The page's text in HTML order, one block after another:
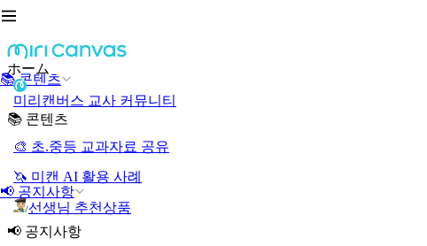
📚 콘텐츠
📢 공지사항
ホーム
미리캔버스 교사 커뮤니티
📚 콘텐츠
🎨 초.중등 교과자료 공유
🦄 미캔 AI 활용 사례
선생님 추천상품
📢 공지사항